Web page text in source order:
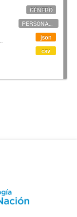
GÉNERO
PERSONAL CIENTÍFICO-TECNOLÓGICO
json
csv